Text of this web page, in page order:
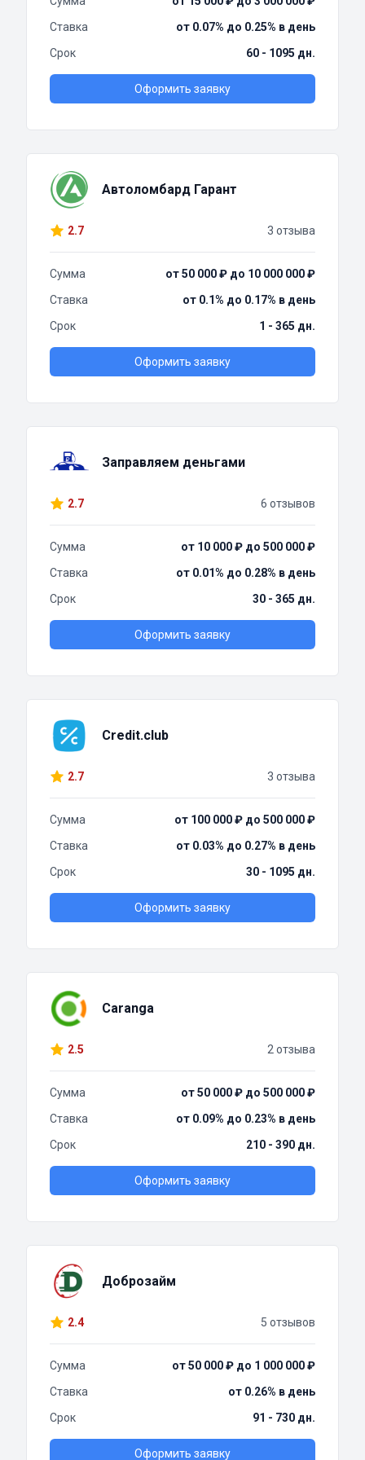
Ставка
от 0.07% до 0.25% в день
Срок
60 - 1095 дн.
Оформить заявку
Автоломбард Гарант
2.7 3 отзыва
Сумма
от 50 000 ₽ до 10 000 000 ₽
Ставка
от 0.1% до 0.17% в день
Срок
1 - 365 дн.
Оформить заявку
Заправляем деньгами
2.7 6 отзывов
Сумма
от 10 000 ₽ до 500 000 ₽
Ставка
от 0.01% до 0.28% в день
Срок
30 - 365 дн.
Оформить заявку
Credit.club
2.7 3 отзыва
Сумма
от 100 000 ₽ до 500 000 ₽
Ставка
от 0.03% до 0.27% в день
Срок
30 - 1095 дн.
Оформить заявку
Caranga
2.5 2 отзыва
Сумма
от 50 000 ₽ до 500 000 ₽
Ставка
от 0.09% до 0.23% в день
Срок
210 - 390 дн.
Оформить заявку
Доброзайм
2.4 5 отзывов
Сумма
от 50 000 ₽ до 1 000 000 ₽
Ставка
от 0.26% в день
Срок
91 - 730 дн.
Оформить заявку